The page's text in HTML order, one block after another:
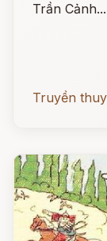
Trần Cảnh...
Truyền